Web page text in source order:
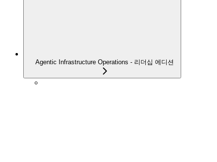
Agentic Infrastructure Operations - 리더십 에디션